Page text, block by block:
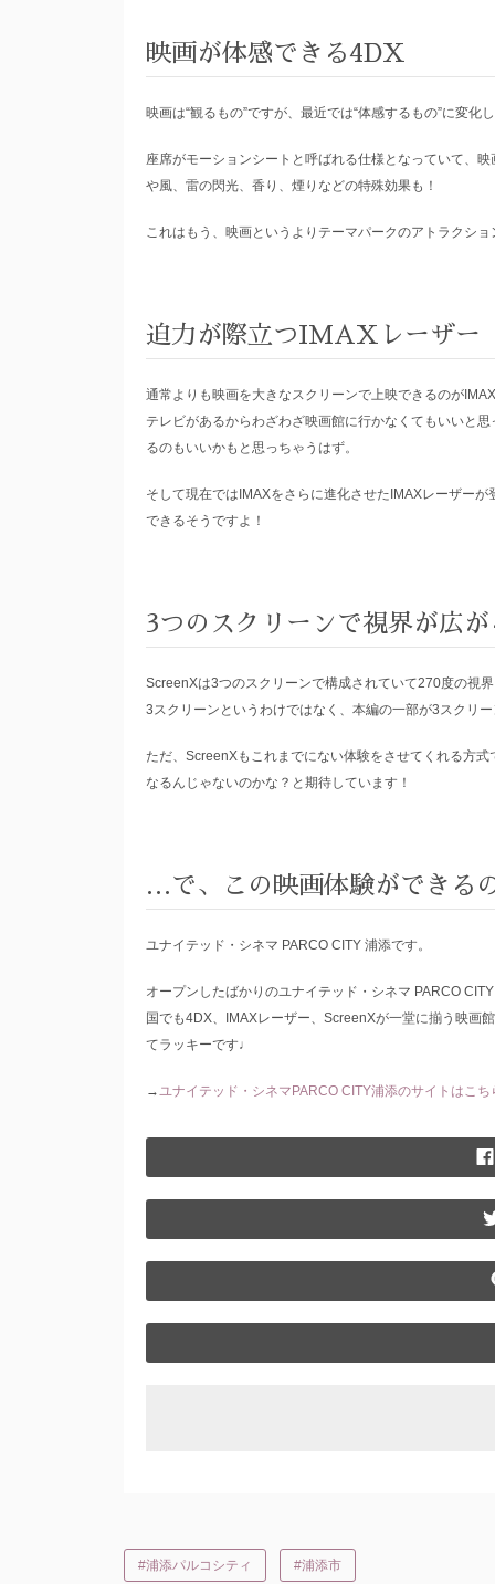
映画が体感できる4DX
映画は“観るもの”ですが、最近では“体感するもの”に変
座席がモーションシートと呼ばれる仕様となっていて、
や風、雷の閃光、香り、煙りなどの特殊効果も！
これはもう、映画というよりテーマパークのアトラクショ
迫力が際立つIMAXレーザー
通常よりも映画を大きなスクリーンで上映できるのが
テレビがあるからわざわざ映画館に行かなくてもいいと
るのもいいかもと思っちゃうはず。
そして現在ではIMAXをさらに進化させたIMAXレーザー
できるそうですよ！
3つのスクリーンで視界が広
ScreenXは3つのスクリーンで構成されていて270度の視
3スクリーンというわけではなく、本編の一部が3スクリ
ただ、ScreenXもこれまでにない体験をさせてくれる方
なるんじゃないのかな？と期待しています！
…で、この映画体験ができる
ユナイテッド・シネマ PARCO CITY 浦添です。
オープンしたばかりのユナイテッド・シネマ PARCO
国でも4DX、IMAXレーザー、ScreenXが一堂に揃う映画
てラッキーです♩
→ユナイテッド・シネマPARCO CITY浦添のサイトはこち
#浦添パルコシティ #浦添市